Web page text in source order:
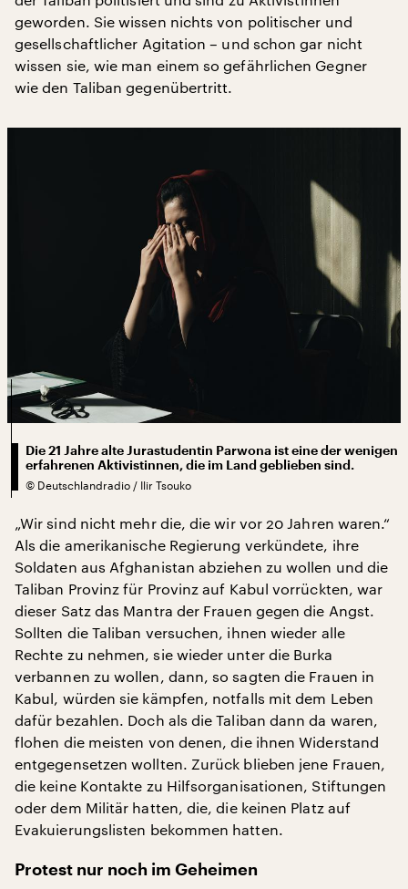
geworden. Sie wissen nichts von politischer und
gesellschaftlicher Agitation – und schon gar nicht
wissen sie, wie man einem so gefährlichen Gegner
wie den Taliban gegenübertritt.
Die 21 Jahre alte Jurastudentin Parwona ist eine der wenigen
erfahrenen Aktivistinnen, die im Land geblieben sind.
© Deutschlandradio / Ilir Tsouko
„Wir sind nicht mehr die, die wir vor 20 Jahren waren.“
Als die amerikanische Regierung verkündete, ihre
Soldaten aus Afghanistan abziehen zu wollen und die
Taliban Provinz für Provinz auf Kabul vorrückten, war
dieser Satz das Mantra der Frauen gegen die Angst.
Sollten die Taliban versuchen, ihnen wieder alle
Rechte zu nehmen, sie wieder unter die Burka
verbannen zu wollen, dann, so sagten die Frauen in
Kabul, würden sie kämpfen, notfalls mit dem Leben
dafür bezahlen. Doch als die Taliban dann da waren,
flohen die meisten von denen, die ihnen Widerstand
entgegensetzen wollten. Zurück blieben jene Frauen,
die keine Kontakte zu Hilfsorganisationen, Stiftungen
oder dem Militär hatten, die, die keinen Platz auf
Evakuierungslisten bekommen hatten.
Protest nur noch im Geheimen